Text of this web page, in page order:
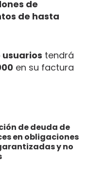
de
de hasta
tendrá
en su factura
de deuda de
en obligaciones
y no